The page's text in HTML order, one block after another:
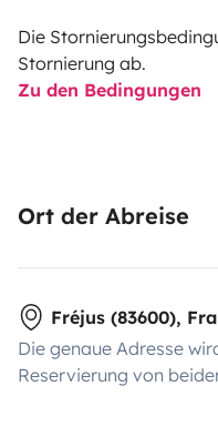
Die
Stornierung ab.
Zu den Bedingungen
Ort der Abreise
Fréjus (83600),
Die genaue Adresse
Reservierung von